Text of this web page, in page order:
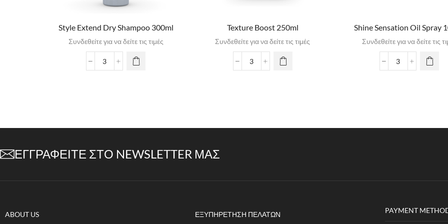
Style Extend Dry Shampoo 300ml
Συνδεθείτε για να δείτε τις τιμές
Texture Boost 250ml
Συνδεθείτε για να δείτε τις τιμές
Shine Sensation Oil Spray
Συνδεθείτε για να δείτε τις
ΕΓΓΡΑΦΕΊΤΕ ΣΤΟ NEWSLETTER ΜΑΣ
ABOUT US ΕΞΥΠΗΡΈΤΗΣΗ ΠΕΛΑΤΏΝ PAYMENT